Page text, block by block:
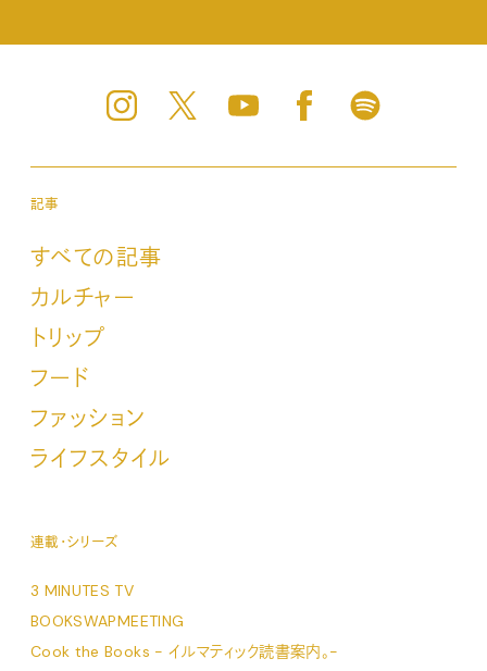
記事
すべての記事
カルチャー
トリップ
フード
ファッション
ライフスタイル
連載・シリーズ
3 MINUTES TV
BOOKSWAPMEETING
Cook the Books - イルマティック読書案内。-